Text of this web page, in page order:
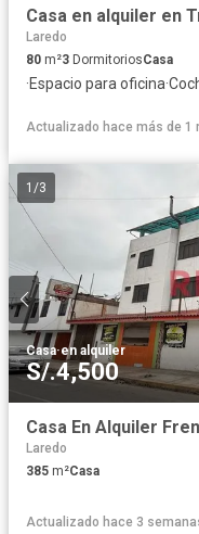
Casa en alquiler en
Laredo
80 m²3 DormitoriosCasa
·Espacio para oficina·
Actualizado hace más de 1
1 /3
Casa·en alquiler
S/.4,500
Casa En Alquiler
Laredo
385 m²Casa
Actualizado hace 3